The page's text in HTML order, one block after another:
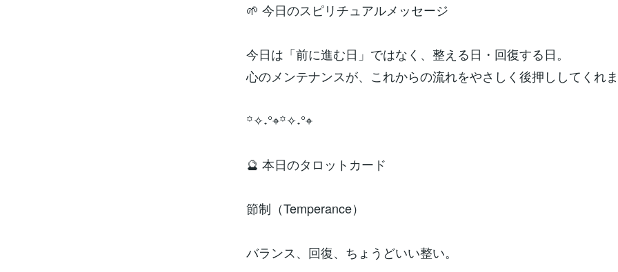
🌱 今日のスピリチュアルメッセージ
今日は「前に進む日」ではなく、整える日・回復する日。
心のメンテナンスが、これからの流れをやさしく後押ししてくれ
꙳✧˖°⌖꙳✧˖°⌖
🔮 本日のタロットカード
節制（Temperance）
バランス、回復、ちょうどいい整い。